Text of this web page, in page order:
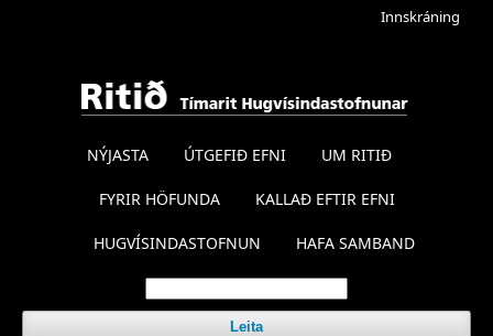
NÝJASTA ÚTGEFIÐ EFNI UM RITIÐ
FYRIR HÖFUNDA KALLAÐ EFTIR EFNI
HUGVÍSINDASTOFNUN HAFA SAMBAND
Leita
Innskráning